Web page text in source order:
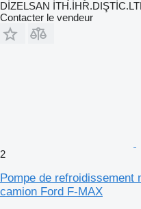
DİZELSAN
Contacter le vendeur
2
Pompe de refroidissement
camion Ford F-MAX